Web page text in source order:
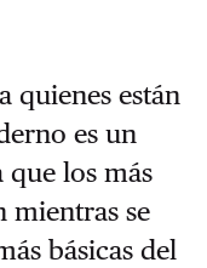
quienes están
es un
que los más
mientras se
básicas del